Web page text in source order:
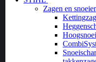
Zagen en